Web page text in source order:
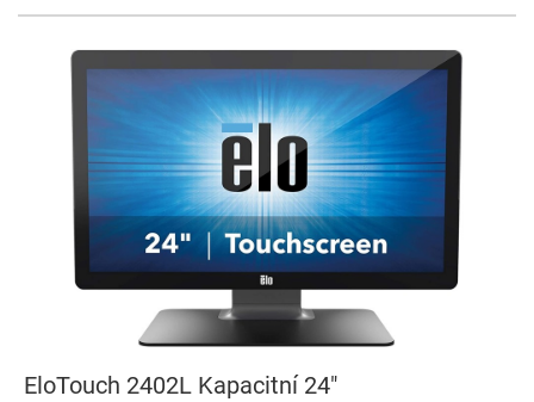
EloTouch 2402L Kapacitní 24"